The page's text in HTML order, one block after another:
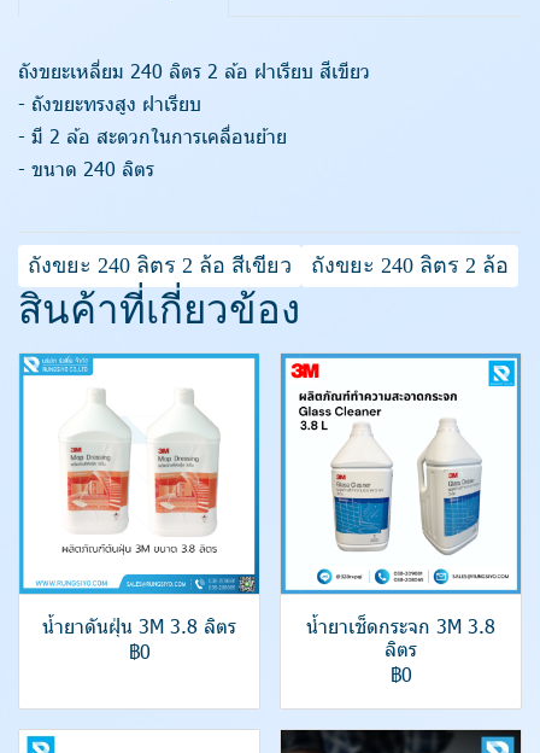
ถังขยะเหลี่ยม 240 ลิตร 2 ล้อ ฝาเรียบ สีเขียว
- ถังขยะทรงสูง ฝาเรียบ
- มี 2 ล้อ สะดวกในการเคลื่อนย้าย
- ขนาด 240 ลิตร
ถังขยะ 240 ลิตร 2 ล้อ สีเขียว ถังขยะ 240 ลิตร 2 ล้อ
สินค้าที่เกี่ยวข้อง
น้ำยาดันฝุ่น 3M 3.8 ลิตร
฿0
น้ำยาเช็ดกระจก 3M 3.8
ลิตร
฿0